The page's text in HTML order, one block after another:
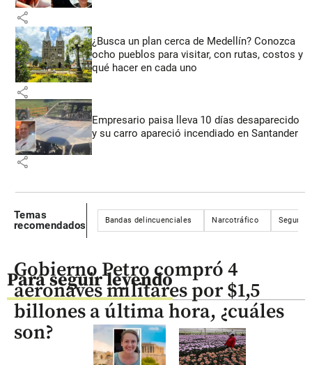
share
¿Busca un plan cerca de Medellín? Conozca
ocho pueblos para visitar, con rutas, costos y
qué hacer en cada uno
share
Empresario paisa lleva 10 días desaparecido
y su carro apareció incendiado en Santander
share
Temas
recomendados
Bandas delincuenciales Narcotráfico
Para seguir leyendo
Gobierno Petro compró 4
aeronaves militares por $1,5
billones a última hora, ¿cuáles
son?